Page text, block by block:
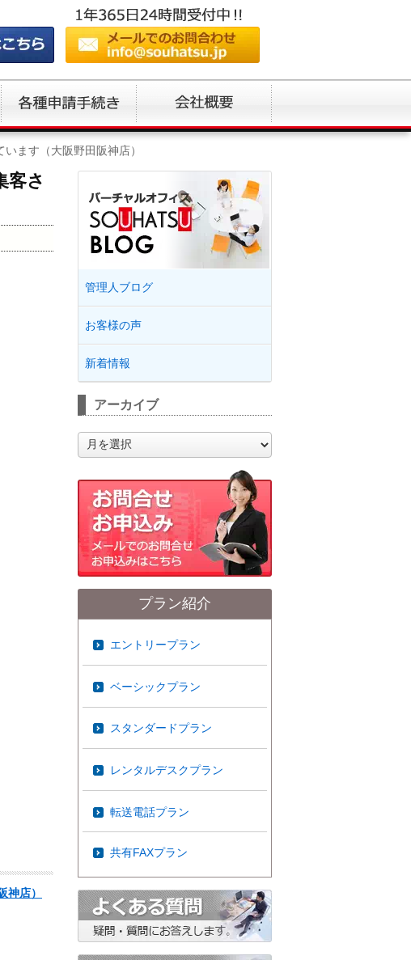
ます（大阪野田阪神店）
客さ
店）
管理人ブログ
お客様の声
新着情報
アーカイブ
ー
ブ
プラン紹介
エントリープラン
ベーシックプラン
スタンダードプラン
レンタルデスクプラン
転送電話プラン
共有FAXプラン